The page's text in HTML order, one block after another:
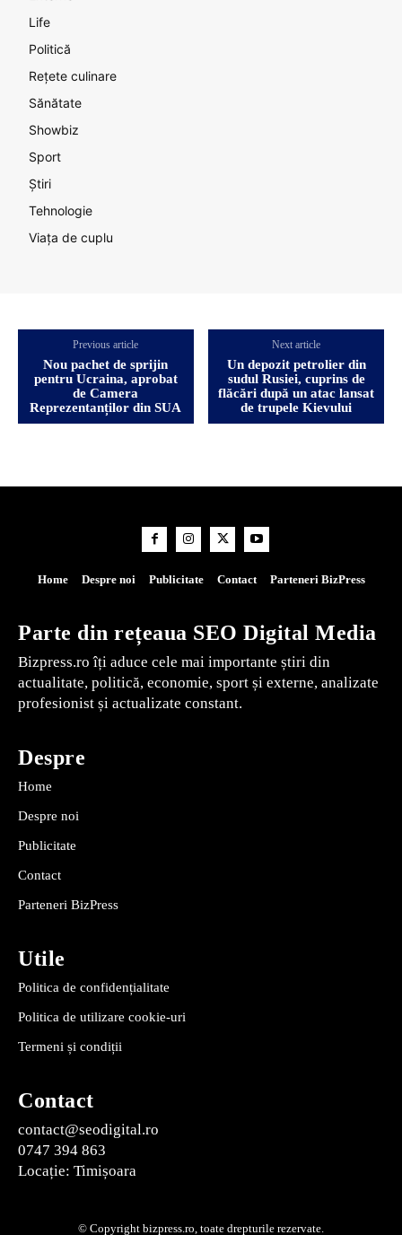
Life
Politică
Rețete culinare
Sănătate
Showbiz
Sport
Știri
Tehnologie
Viața de cuplu
Previous article
Nou pachet de sprijin
pentru Ucraina, aprobat
de Camera
Reprezentanților din SUA
Next article
Un depozit petrolier din
sudul Rusiei, cuprins de
flăcări după un atac lansat
de trupele Kievului
Home Despre noi Publicitate Contact Parteneri BizPress
Parte din rețeaua SEO Digital Media
Bizpress.ro îți aduce cele mai importante știri din
actualitate, politică, economie, sport și externe, analizate
profesionist și actualizate constant.
Despre
Home
Despre noi
Publicitate
Contact
Parteneri BizPress
Utile
Politica de confidențialitate
Politica de utilizare cookie-uri
Termeni și condiții
Contact
contact@seodigital.ro
0747 394 863
Locație: Timișoara
© Copyright bizpress.ro, toate drepturile rezervate.